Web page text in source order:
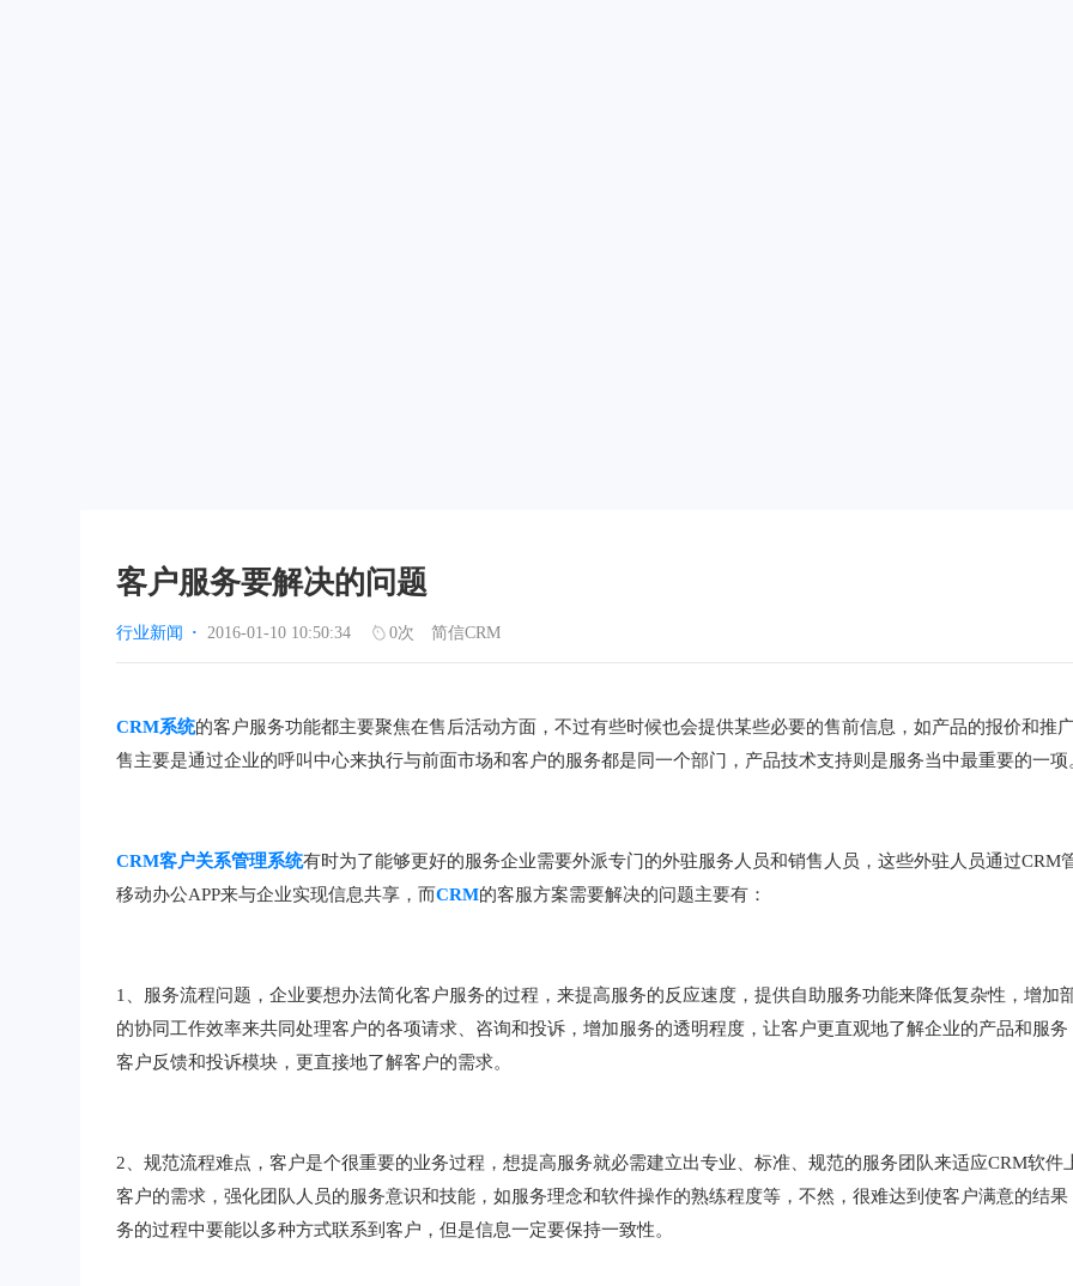
客户服务要解决的问题
行业新闻 · 2016-01-10 10:50:34 0次 简信CRM
CRM系统的客户服务功能都主要聚焦在售后活动方面，不过有些时候也会提供某些必要的售前信息，如产品的报价和推
售主要是通过企业的呼叫中心来执行与前面市场和客户的服务都是同一个部门，产品技术支持则是服务当中最重要的一项
CRM客户关系管理系统有时为了能够更好的服务企业需要外派专门的外驻服务人员和销售人员，这些外驻人员通过CRM
移动办公APP来与企业实现信息共享，而CRM的客服方案需要解决的问题主要有：
1、服务流程问题，企业要想办法简化客户服务的过程，来提高服务的反应速度，提供自助服务功能来降低复杂性，增加
的协同工作效率来共同处理客户的各项请求、咨询和投诉，增加服务的透明程度，让客户更直观地了解企业的产品和服务
客户反馈和投诉模块，更直接地了解客户的需求。
2、规范流程难点，客户是个很重要的业务过程，想提高服务就必需建立出专业、标准、规范的服务团队来适应CRM软件
客户的需求，强化团队人员的服务意识和技能，如服务理念和软件操作的熟练程度等，不然，很难达到使客户满意的结果
务的过程中要能以多种方式联系到客户，但是信息一定要保持一致性。